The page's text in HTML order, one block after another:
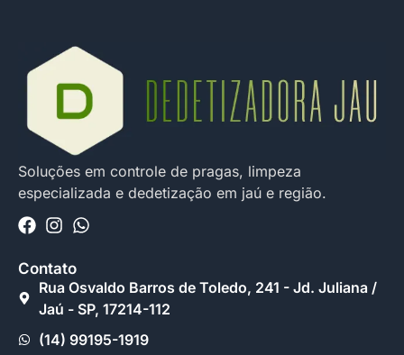
Soluções em controle de pragas, limpeza
especializada e dedetização em jaú e região.
Contato
Rua Osvaldo Barros de Toledo, 241 - Jd. Juliana /
Jaú - SP, 17214-112
(14) 99195-1919